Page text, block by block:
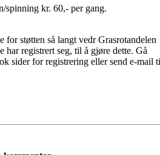
kr. 60,- per gang.
for støtten så langt vedr Grasrotandelen
har registrert seg, til å gjøre dette. Gå
sider for registrering eller send e-mail